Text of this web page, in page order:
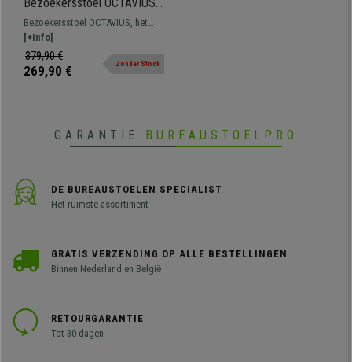
Bezoekersstoel OCTAVIUS,
Zwarte Metalen Frame,
Dikke Vulling, in Oranje
Leder
Bezoekersstoel OCTAVIUS, het
ideale model als u op zoek bent
naar optimaal comfort en een
zorgvuldig ontwerp. Creëer een
[+Info]
379,90 €
269,90 € Zonder Stock
GARANTIE BUREAUSTOELPRO
DE BUREAUSTOELEN SPECIALIST
Het ruimste assortiment
GRATIS VERZENDING OP ALLE BESTELLINGEN
Binnen Nederland en België
RETOURGARANTIE
Tot 30 dagen